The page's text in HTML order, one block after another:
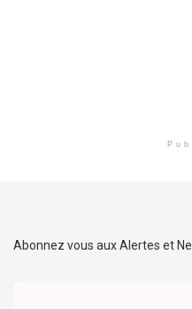
Abonnez vous aux Alertes et